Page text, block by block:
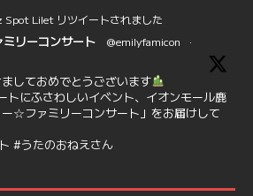
Spot Lilet リツイートされました
リーコンサート @emilyfamicon
·
しておめでとうございます
トにふさわしいイベント、イオンモール鹿
☆ファミリーコンサート」をお届けして
#うたのおねえさん
7